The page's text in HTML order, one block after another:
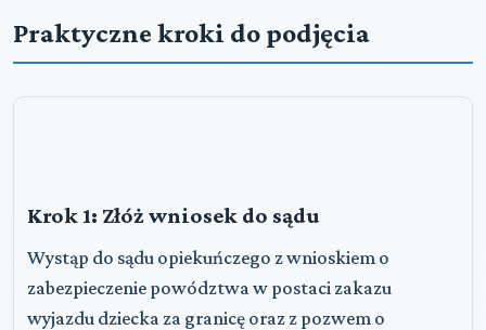
Praktyczne kroki do podjęcia
Krok 1: Złóż wniosek do sądu
Wystąp do sądu opiekuńczego z wnioskiem o
zabezpieczenie powództwa w postaci zakazu
wyjazdu dziecka za granicę oraz z pozwem o